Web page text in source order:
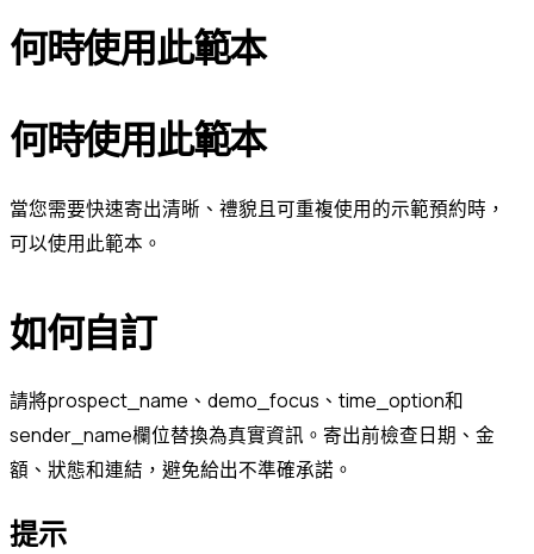
何時使用此範本
何時使用此範本
當您需要快速寄出清晰、禮貌且可重複使用的示範預約時，
可以使用此範本。
如何自訂
請將prospect_name、demo_focus、time_option和
sender_name欄位替換為真實資訊。寄出前檢查日期、金
額、狀態和連結，避免給出不準確承諾。
提示